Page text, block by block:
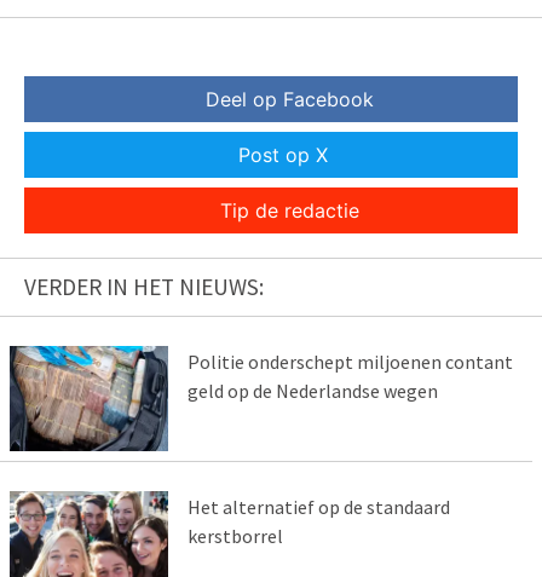
Deel op Facebook
Post op X
Tip de redactie
VERDER IN HET NIEUWS:
Politie onderschept miljoenen contant
geld op de Nederlandse wegen
Het alternatief op de standaard
kerstborrel